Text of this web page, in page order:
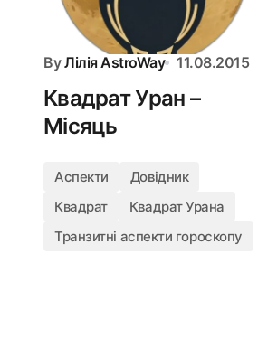
By Лілія AstroWay 11.08.2015
Квадрат Уран –
Місяць
Аспекти
Довідник
Квадрат
Квадрат Урана
Транзитні аспекти гороскопу